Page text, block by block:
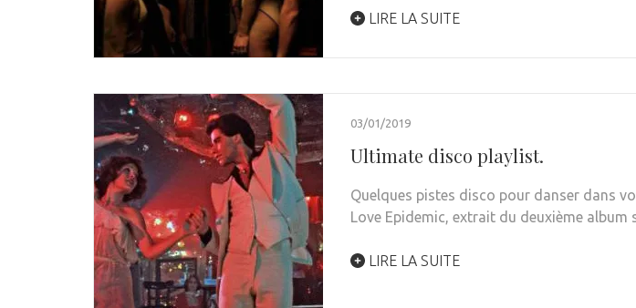
LIRE LA SUITE
03/01/2019
Ultimate disco playlist.
Quelques pistes disco pour danser dans
Love Epidemic, extrait du deuxième
LIRE LA SUITE